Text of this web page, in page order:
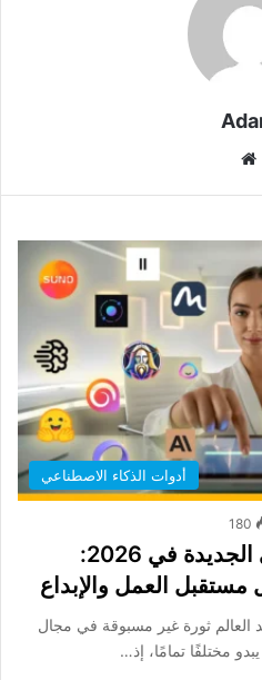
أدوات الذكاء الاصطناعي
180
أدوات الذكاء الاصطناعي الجديدة في 2026:
مستقبل العمل والإبداع
العالم ثورة غير مسبوقة في مجال